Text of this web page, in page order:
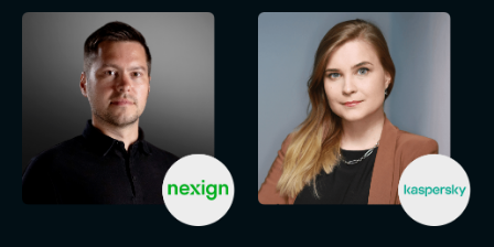
ДЛЯ ОПЛАТЫ БИЛЕТОВ
ОТ ФИЗИЧЕСКОГО ЛИЦА
Оплата через сервис Timepad